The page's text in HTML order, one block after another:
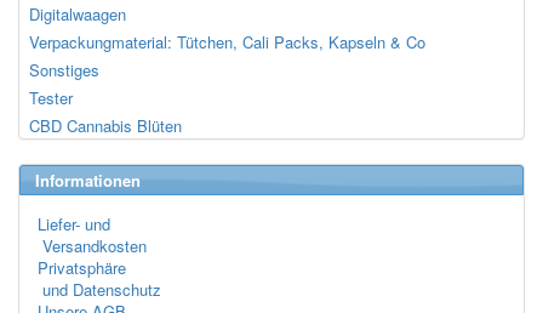
Digitalwaagen
Verpackungmaterial: Tütchen, Cali Packs, Kapseln & Co
Sonstiges
Tester
CBD Cannabis Blüten
Informationen
Liefer- und
Versandkosten
Privatsphäre
und Datenschutz